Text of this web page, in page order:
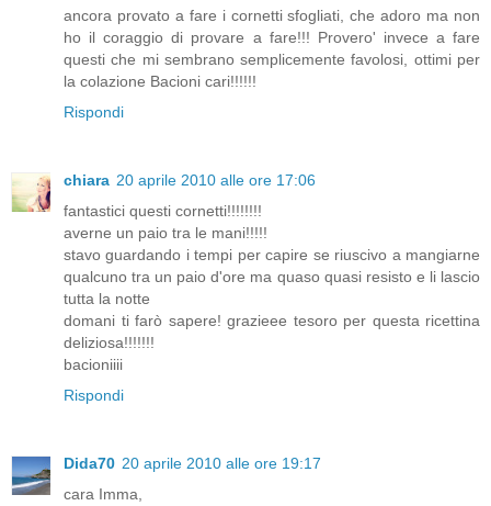
ancora provato a fare i cornetti sfogliati, che adoro ma non
ho il coraggio di provare a fare!!! Provero' invece a fare
questi che mi sembrano semplicemente favolosi, ottimi per
la colazione Bacioni cari!!!!!!
Rispondi
chiara 20 aprile 2010 alle ore 17:06
fantastici questi cornetti!!!!!!!!
averne un paio tra le mani!!!!!
stavo guardando i tempi per capire se riuscivo a mangiarne
qualcuno tra un paio d'ore ma quaso quasi resisto e li lascio
tutta la notte
domani ti farò sapere! grazieee tesoro per questa ricettina
deliziosa!!!!!!!
bacioniiii
Rispondi
Dida70 20 aprile 2010 alle ore 19:17
cara Imma,